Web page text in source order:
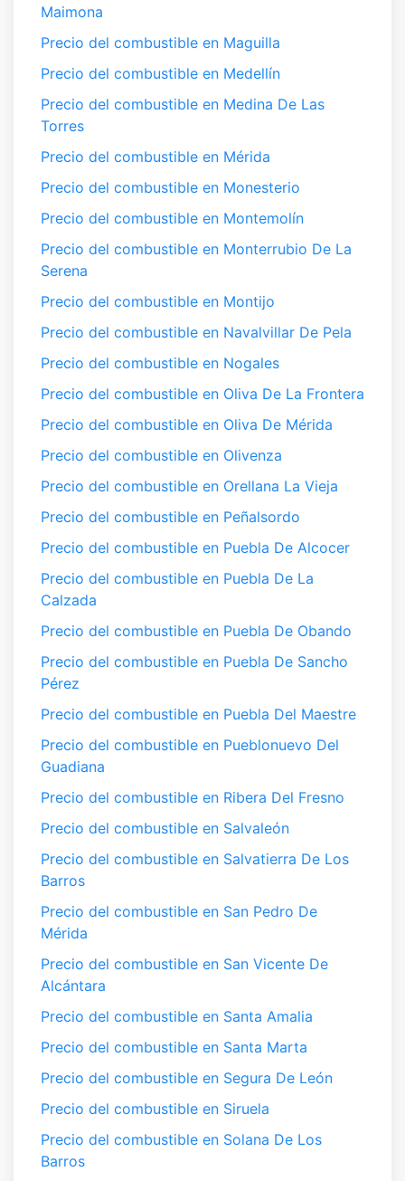
Maimona
Precio del combustible en Maguilla
Precio del combustible en Medellín
Precio del combustible en Medina De Las
Torres
Precio del combustible en Mérida
Precio del combustible en Monesterio
Precio del combustible en Montemolín
Precio del combustible en Monterrubio De La
Serena
Precio del combustible en Montijo
Precio del combustible en Navalvillar De Pela
Precio del combustible en Nogales
Precio del combustible en Oliva De La Frontera
Precio del combustible en Oliva De Mérida
Precio del combustible en Olivenza
Precio del combustible en Orellana La Vieja
Precio del combustible en Peñalsordo
Precio del combustible en Puebla De Alcocer
Precio del combustible en Puebla De La
Calzada
Precio del combustible en Puebla De Obando
Precio del combustible en Puebla De Sancho
Pérez
Precio del combustible en Puebla Del Maestre
Precio del combustible en Pueblonuevo Del
Guadiana
Precio del combustible en Ribera Del Fresno
Precio del combustible en Salvaleón
Precio del combustible en Salvatierra De Los
Barros
Precio del combustible en San Pedro De
Mérida
Precio del combustible en San Vicente De
Alcántara
Precio del combustible en Santa Amalia
Precio del combustible en Santa Marta
Precio del combustible en Segura De León
Precio del combustible en Siruela
Precio del combustible en Solana De Los
Barros